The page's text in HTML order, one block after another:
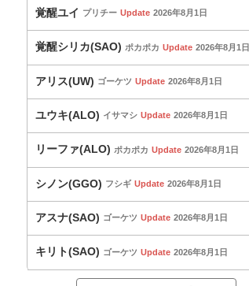
覚醒ユイ プリチー Update 2026年8月1日
覚醒シリカ(SAO) ポカポカ Update 2026年8月1日
アリス(UW) ゴーケツ Update 2026年8月1日
ユウキ(ALO) イサマシ Update 2026年8月1日
リーファ(ALO) ポカポカ Update 2026年8月1日
シノン(GGO) フシギ Update 2026年8月1日
アスナ(SAO) ゴーケツ Update 2026年8月1日
キリト(SAO) ゴーケツ Update 2026年8月1日